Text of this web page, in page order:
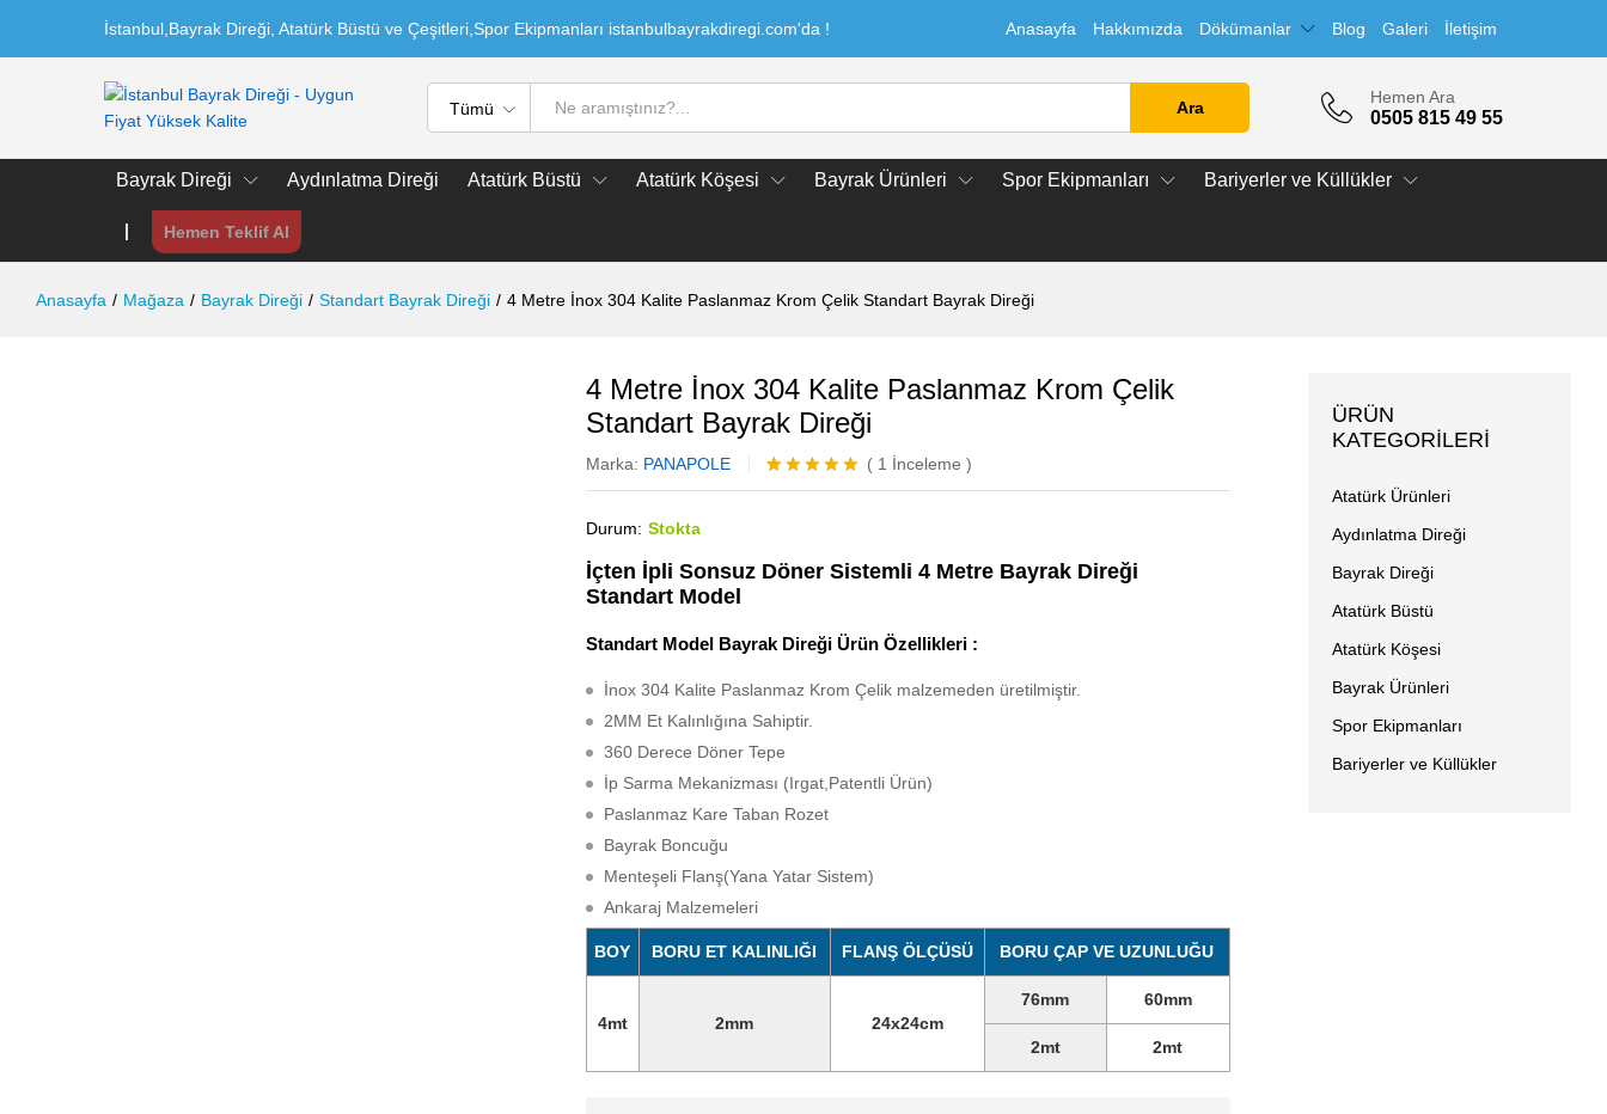
İstanbul,Bayrak Direği, Atatürk Büstü ve Çeşitleri,Spor Ekipmanları istanbulbayrakdiregi.com'da ! Anasayfa Hakkımızda Dökümanlar Blog Galeri İletişim
Tümü Ara
Hemen Ara
0505 815 49 55
Bayrak Direği Aydınlatma Direği Atatürk Büstü Atatürk Köşesi Bayrak Ürünleri Spor Ekipmanları Bariyerler ve Küllükler
Hemen Teklif Al
Anasayfa / Mağaza / Bayrak Direği / Standart Bayrak Direği / 4 Metre İnox 304 Kalite Paslanmaz Krom Çelik Standart Bayrak Direği
4 Metre İnox 304 Kalite Paslanmaz Krom Çelik
Standart Bayrak Direği
Marka: PANAPOLE
1
müşteri
5.00puan
( 1 İnceleme )
Durum: Stokta
İçten İpli Sonsuz Döner Sistemli 4 Metre Bayrak Direği
Standart Model
Standart Model Bayrak Direği Ürün Özellikleri :
İnox 304 Kalite Paslanmaz Krom Çelik malzemeden üretilmiştir.
2MM Et Kalınlığına Sahiptir.
360 Derece Döner Tepe
İp Sarma Mekanizması (Irgat,Patentli Ürün)
Paslanmaz Kare Taban Rozet
Bayrak Boncuğu
Menteşeli Flanş(Yana Yatar Sistem)
Ankaraj Malzemeleri
BOY BORU ET KALINLIĞI FLANŞ ÖLÇÜSÜ BORU ÇAP VE UZUNLUĞU
4mt 2mm 24x24cm
76mm 60mm
2mt 2mt
ÜRÜN
KATEGORILERI
Atatürk Ürünleri
Aydınlatma Direği
Bayrak Direği
Atatürk Büstü
Atatürk Köşesi
Bayrak Ürünleri
Spor Ekipmanları
Bariyerler ve Küllükler